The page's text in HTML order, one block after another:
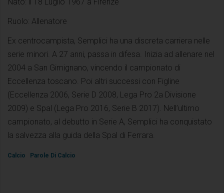
Ruolo: Allenatore
Ex centrocampista, Semplici ha una discreta carriera nelle
serie minori. A 27 anni, passa in difesa. Inizia ad allenare nel
2004 a San Gimignano, vincendo il campionato di
Eccellenza toscano. Poi altri successi con Figline
(Eccellenza 2006, Serie D 2008, Lega Pro 2a Divisione
2009) e Spal (Lega Pro 2016, Serie B 2017). Nell’ultimo
campionato, al debutto in Serie A, Semplici ha conquistato
la salvezza alla guida della Spal di Ferrara.
Calcio Parole Di Calcio